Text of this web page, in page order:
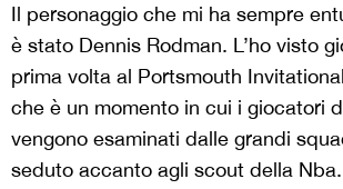
Il personaggio che mi ha sempre
è stato Dennis Rodman. L’ho visto
prima volta al Portsmouth
che è un momento in cui i giocatori
vengono esaminati dalle grandi
seduto accanto agli scout della